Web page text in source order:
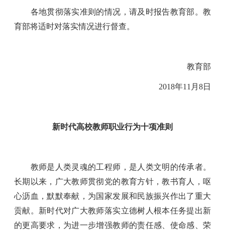
各地贯彻落实准则的情况，请及时报告教育部。教
育部将适时对落实情况进行督查。
教育部
2018年11 月 8日
新时代高校教师职业行为十项准则
教师是人类灵魂的工程师，是人类文明的传承者。
长期以来，广大教师贯彻党的教育方针，教书育人，呕
心沥血，默默奉献，为国家发展和民族振兴作出了重大
贡献。新时代对广大教师落实立德树人根本任务提出新
的更高要求，为进一步增强教师的责任感、使命感、荣